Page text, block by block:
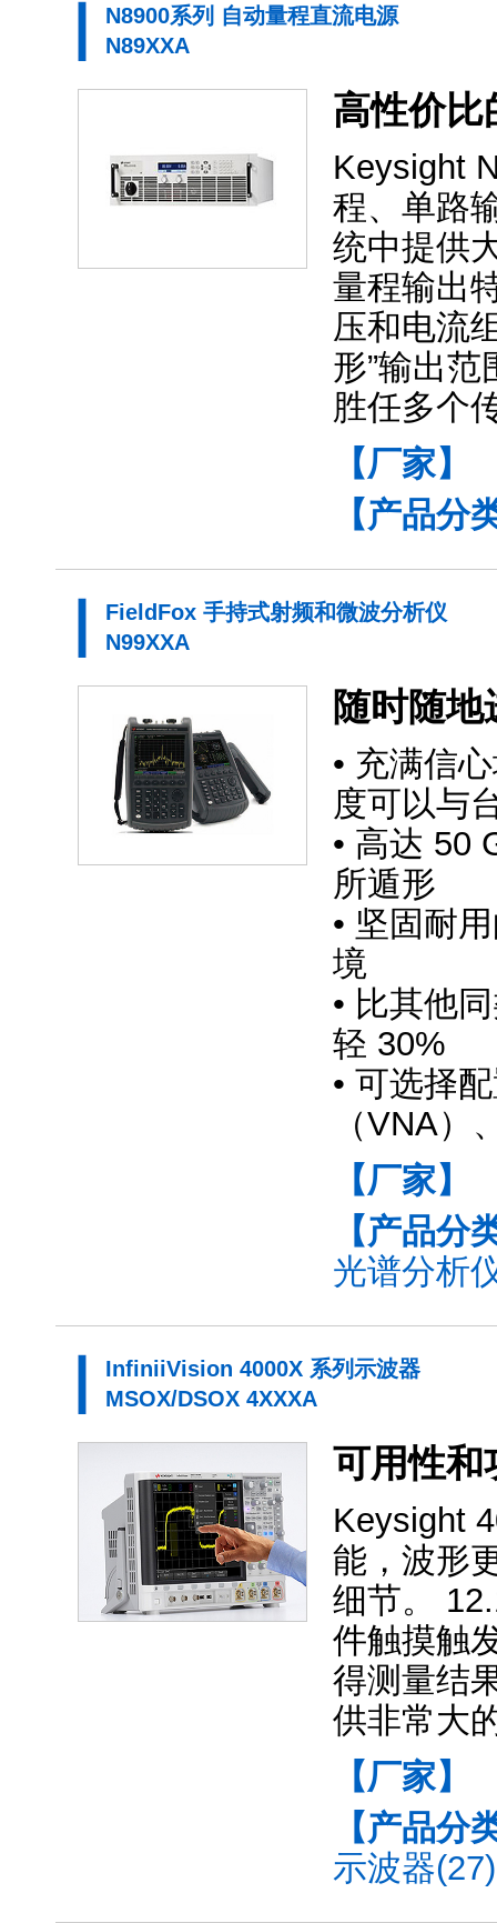
N8900系列 自动量程直流电源
N89XXA
高性价比
Keysight
程、单路
统中提供
量程输出
压和电流
形”输出
胜任多个
【厂家】
【产品分
FieldFox 手持式射频和微波分析仪
N99XXA
随时随
• 充满信
度可以与
• 高达 50
所遁形
• 坚固耐
境
• 比其他
轻 30%
• 可选择
（VNA
【厂家】
【产品分
光谱分析
InfiniiVision 4000X 系列示波器
MSOX/DSOX 4XXXA
可用性和
Keysight
能，波形
细节。
件触摸触
得测量结
供非常大
【厂家】
【产品分
示波器(27)